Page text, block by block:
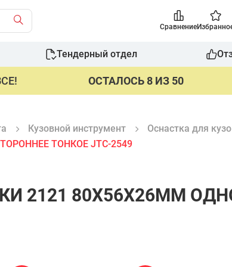
Сравнение
Тендерный отдел
ОСТАЛОСЬ 8 ИЗ 50
Кузовной инструмент
Оснастка для
ТОНКОЕ JTC-2549
2121 80Х56Х26ММ